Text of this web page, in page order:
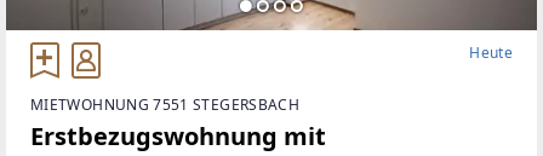
Heute
MIETWOHNUNG 7551 STEGERSBACH
Erstbezugswohnung mit